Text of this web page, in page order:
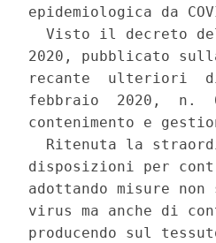
epidemiologica da
Visto il decreto
2020, pubblicato
recante  ulteriori
febbraio  2020,  n.
contenimento e
Ritenuta la
disposizioni per
adottando misure
virus ma anche di
producendo sul